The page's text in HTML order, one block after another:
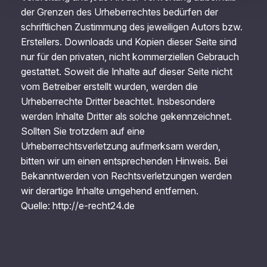
der Grenzen des Urheberrechtes bedürfen der
schriftlichen Zustimmung des jeweiligen Autors bzw.
Erstellers. Downloads und Kopien dieser Seite sind
nur für den privaten, nicht kommerziellen Gebrauch
gestattet. Soweit die Inhalte auf dieser Seite nicht
vom Betreiber erstellt wurden, werden die
Urheberrechte Dritter beachtet. Insbesondere
werden Inhalte Dritter als solche gekennzeichnet.
Sollten Sie trotzdem auf eine
Urheberrechtsverletzung aufmerksam werden,
bitten wir um einen entsprechenden Hinweis. Bei
Bekanntwerden von Rechtsverletzungen werden
wir derartige Inhalte umgehend entfernen.
Quelle: http://e-recht24.de